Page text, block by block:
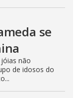
se
não
de idosos do